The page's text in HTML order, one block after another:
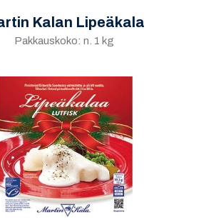
Kalan Lipeäkala
Pakkauskoko: n. 1 kg